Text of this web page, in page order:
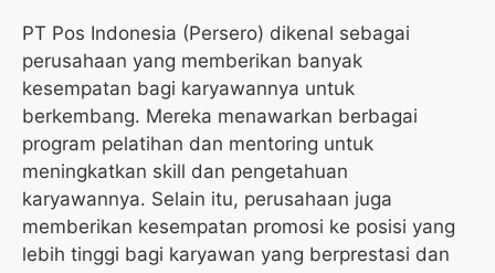
PT Pos Indonesia (Persero) dikenal sebagai
perusahaan yang memberikan banyak
kesempatan bagi karyawannya untuk
berkembang. Mereka menawarkan berbagai
program pelatihan dan mentoring untuk
meningkatkan skill dan pengetahuan
karyawannya. Selain itu, perusahaan juga
memberikan kesempatan promosi ke posisi yang
lebih tinggi bagi karyawan yang berprestasi dan